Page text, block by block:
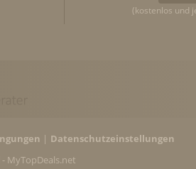
(kostenlos und
Datenschutzeinstellungen
MyTopDeals.net